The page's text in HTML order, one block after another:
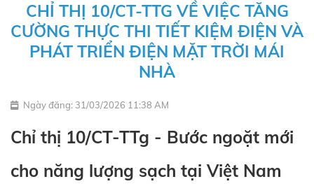
CHỈ THỊ 10/CT-TTG VỀ VIỆC TĂNG
CƯỜNG THỰC THI TIẾT KIỆM ĐIỆN VÀ
PHÁT TRIỂN ĐIỆN MẶT TRỜI MÁI
NHÀ
Ngày đăng: 31/03/2026 11:38 AM
Chỉ thị 10/CT-TTg - Bước ngoặt mới
cho năng lượng sạch tại Việt Nam